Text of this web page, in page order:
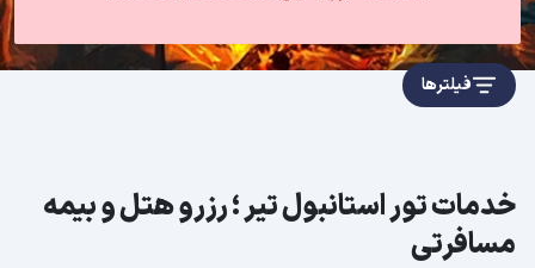
فیلترها
خدمات تور استانبول تیر ؛ رزرو هتل و بیمه
مسافرتی